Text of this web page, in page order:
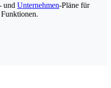
und Unternehmen-Pläne für